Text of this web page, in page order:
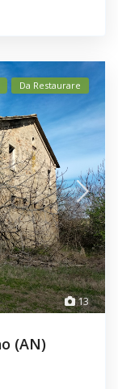
13
Da Restaurare
(AN)